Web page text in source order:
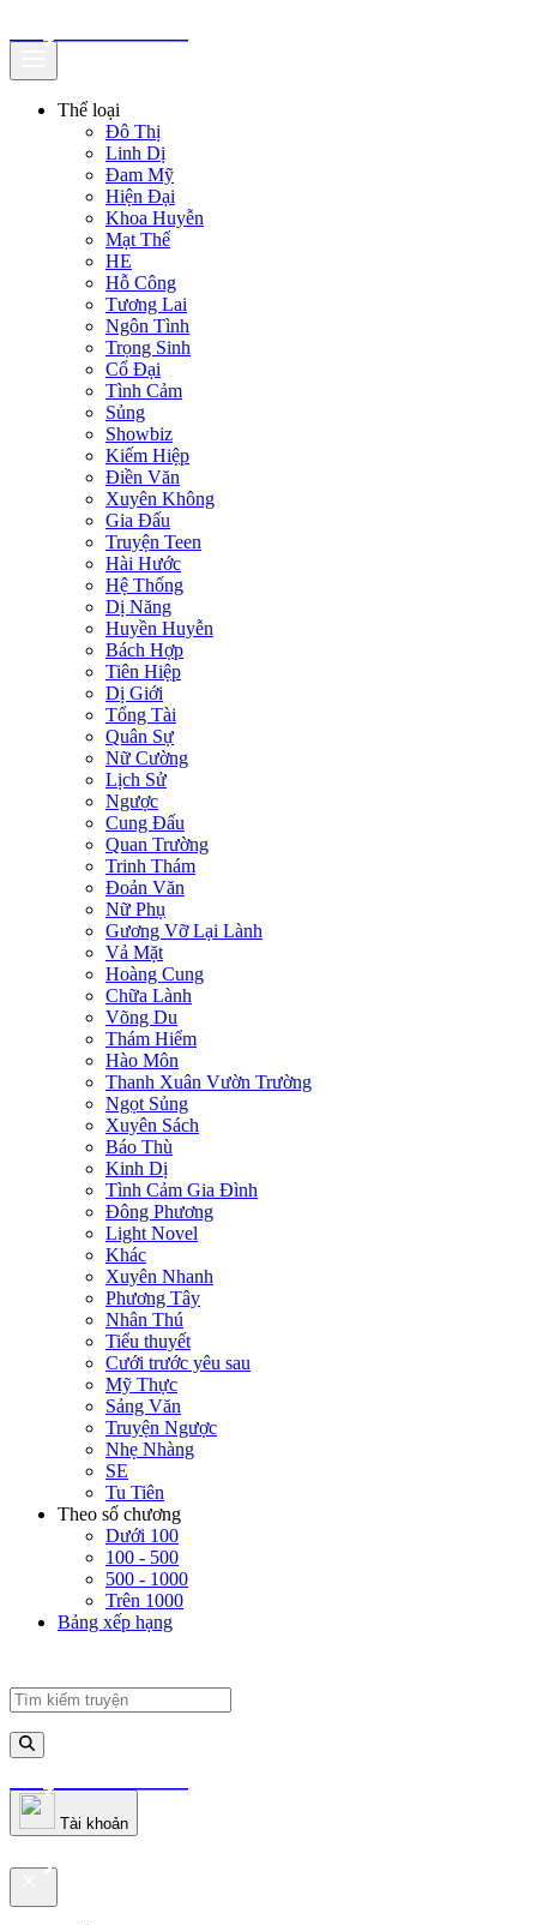
Thể loại
Đô Thị
Linh Dị
Đam Mỹ
Hiện Đại
Khoa Huyễn
Mạt Thế
HE
Hỗ Công
Tương Lai
Ngôn Tình
Trọng Sinh
Cổ Đại
Tình Cảm
Sủng
Showbiz
Kiếm Hiệp
Điền Văn
Xuyên Không
Gia Đấu
Truyện Teen
Hài Hước
Hệ Thống
Dị Năng
Huyền Huyễn
Bách Hợp
Tiên Hiệp
Dị Giới
Tổng Tài
Quân Sự
Nữ Cường
Lịch Sử
Ngược
Cung Đấu
Quan Trường
Trinh Thám
Đoản Văn
Nữ Phụ
Gương Vỡ Lại Lành
Vả Mặt
Hoàng Cung
Chữa Lành
Võng Du
Thám Hiểm
Hào Môn
Thanh Xuân Vườn Trường
Ngọt Sủng
Xuyên Sách
Báo Thù
Kinh Dị
Tình Cảm Gia Đình
Đông Phương
Light Novel
Khác
Xuyên Nhanh
Phương Tây
Nhân Thú
Tiểu thuyết
Cưới trước yêu sau
Mỹ Thực
Sảng Văn
Truyện Ngược
Nhẹ Nhàng
SE
Tu Tiên
Theo số chương
Dưới 100
100 - 500
500 - 1000
Trên 1000
Bảng xếp hạng
truyenfullz.com
Tài khoản
truyenfullz.com